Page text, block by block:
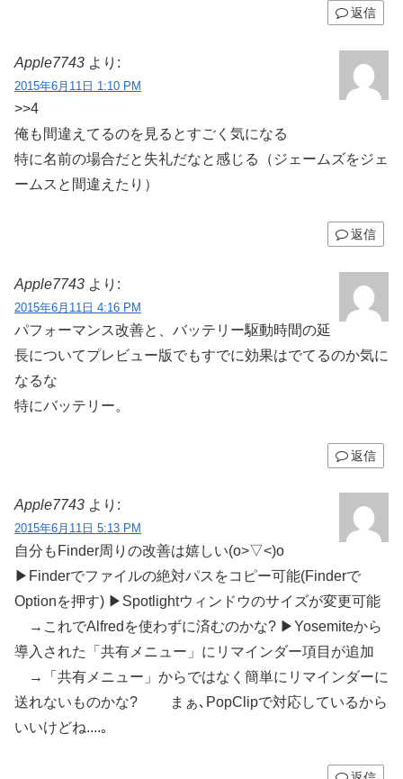
返信
Apple7743 より:
2015年6月11日 1:10 PM
>>4
俺も間違えてるのを見るとすごく気になる
特に名前の場合だと失礼だなと感じる（ジェームズをジェ
ームスと間違えたり）
返信
Apple7743 より:
2015年6月11日 4:16 PM
パフォーマンス改善と、バッテリー駆動時間の延
長についてプレビュー版でもすでに効果はでてるのか気に
なるな
特にバッテリー。
返信
Apple7743 より:
2015年6月11日 5:13 PM
自分もFinder周りの改善は嬉しい(o>▽<)o
▶Finderでファイルの絶対パスをコピー可能(Finderで
Optionを押す) ▶Spotlightウィンドウのサイズが変更可能
→これでAlfredを使わずに済むのかな? ▶Yosemiteから
導入された「共有メニュー」にリマインダー項目が追加
→「共有メニュー」からではなく簡単にリマインダーに
送れないものかな? まぁ､PopClipで対応しているから
いいけどね....｡